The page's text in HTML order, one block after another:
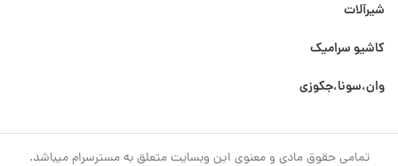
شیرآلات
کاشیو سرامیک
وان،سونا،جکوزی
تمامی حقوق مادی و معنوی این وبسایت متعلق به مسترسرام میباشد.